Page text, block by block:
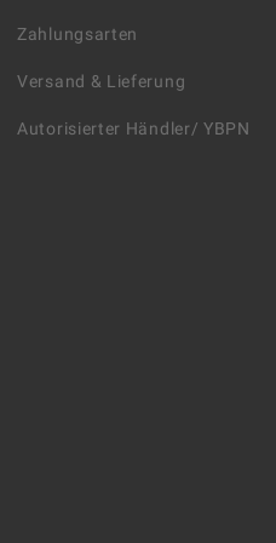
Zahlungsarten
Versand & Lieferung
Autorisierter Händler/ YBPN